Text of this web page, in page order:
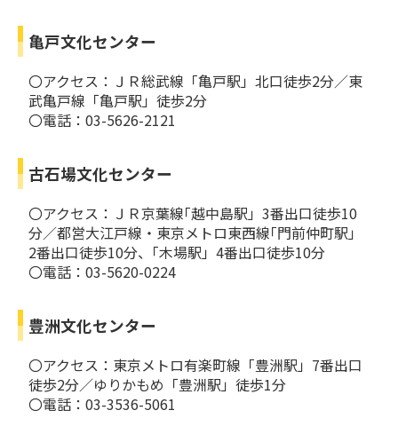
亀戸文化センター
〇アクセス：ＪＲ総武線「亀戸駅」北口徒歩2分／東
武亀戸線「亀戸駅」徒歩2分
〇電話：03-5626-2121
古石場文化センター
〇アクセス：ＪＲ京葉線｢越中島駅」3番出口徒歩10
分／都営大江戸線・東京メトロ東西線｢門前仲町駅」
2番出口徒歩10分、｢木場駅」4番出口徒歩10分
〇電話：03-5620-0224
豊洲文化センター
〇アクセス：東京メトロ有楽町線「豊洲駅」7番出口
徒歩2分／ゆりかもめ「豊洲駅」徒歩1分
〇電話：03-3536-5061